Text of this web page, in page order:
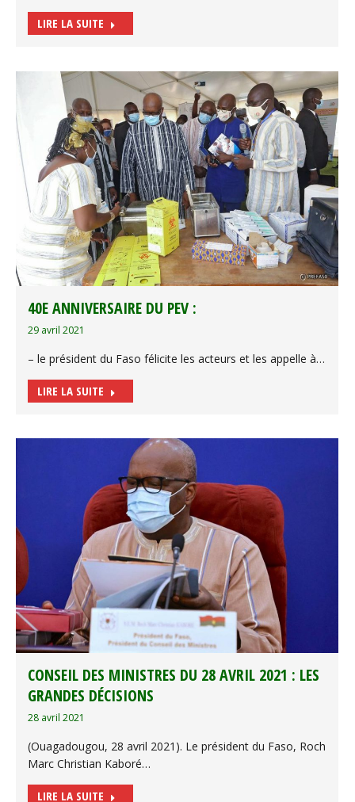
LIRE LA SUITE
40E ANNIVERSAIRE DU PEV :
29 avril 2021
– le président du Faso félicite les acteurs et les appelle à…
LIRE LA SUITE
CONSEIL DES MINISTRES DU 28 AVRIL 2021 : LES
GRANDES DÉCISIONS
28 avril 2021
(Ouagadougou, 28 avril 2021). Le président du Faso, Roch
Marc Christian Kaboré…
LIRE LA SUITE